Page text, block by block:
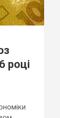
році